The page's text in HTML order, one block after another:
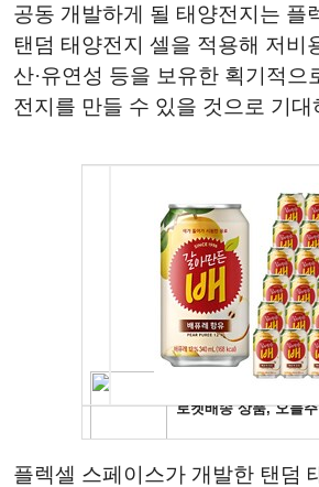
공동 개발하게 될 태양전지는 플
탠덤 태양전지 셀을 적용해 저비
산·유연성 등을 보유한 획기적으
전지를 만들 수 있을 것으로 기대
플렉셀 스페이스가 개발한 탠덤